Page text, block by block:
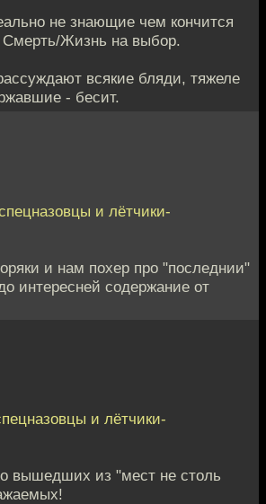
не знающие чем кончится
Смерть/Жизнь на выбор.
всякие бляди, тяжеле
- бесит.
и лётчики-
и нам похер про "последнии"
интересней содержание от
и лётчики-
вышедших из "мест не столь